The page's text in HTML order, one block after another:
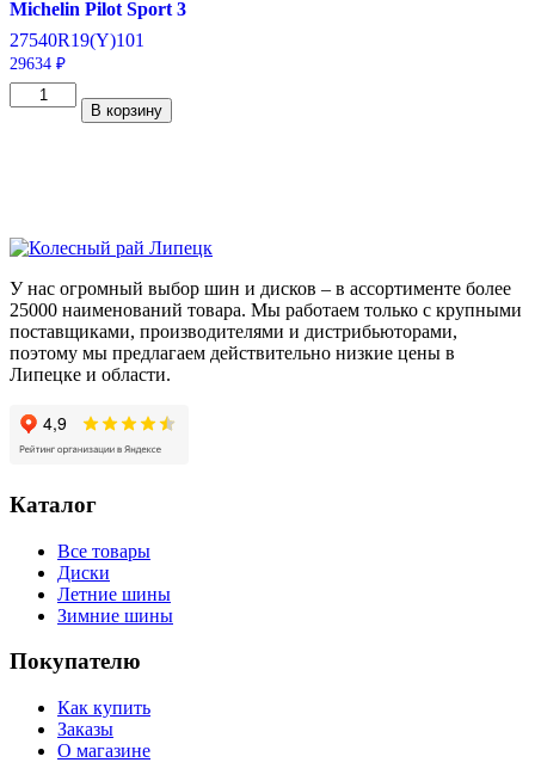
Michelin Pilot Sport 3
27540R19(Y)101
29634 ₽
Количество
товара
101
Y
В корзину
У нас огромный выбор шин и дисков – в ассортименте более
25000 наименований товара. Мы работаем только с крупными
поставщиками, производителями и дистрибьюторами,
поэтому мы предлагаем действительно низкие цены в
Липецке и области.
Каталог
Все товары
Диски
Летние шины
Зимние шины
Покупателю
Как купить
Заказы
О магазине